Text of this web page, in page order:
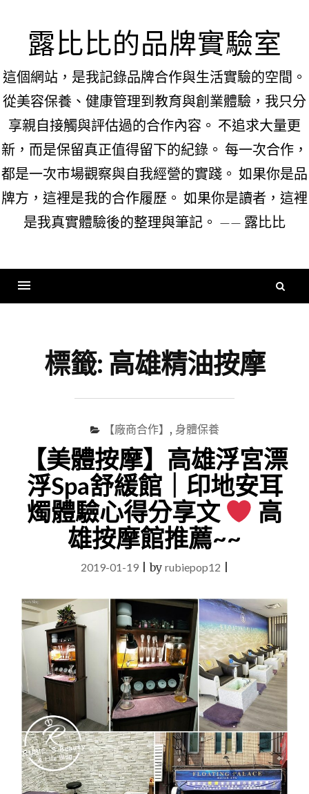
content露比比的品牌實驗室
這個網站，是我記錄品牌合作與生活實驗的空間。
從美容保養、健康管理到教育與創業體驗，我只分
享親自接觸與評估過的合作內容。 不追求大量更
新，而是保留真正值得留下的紀錄。 每一次合作，
都是一次市場觀察與自我經營的實踐。 如果你是品
牌方，這裡是我的合作履歷。 如果你是讀者，這裡
是我真實體驗後的整理與筆記。 —— 露比比
標籤: 高雄精油按摩
【廠商合作】 , 身體保養
【美體按摩】高雄浮宮漂
浮Spa舒緩館｜印地安耳
燭體驗心得分享文
高
雄按摩館推薦~~
2019-01-19|by rubiepop12